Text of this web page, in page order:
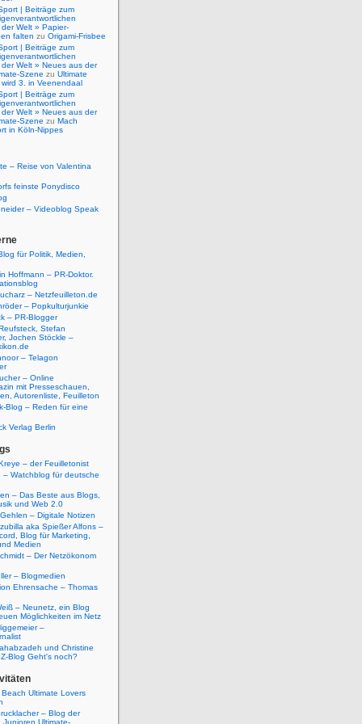
| Beiträge zum
der Welt » Papier-
falten zu Origami-Frisbee
| Beiträge zum
der Welt » Neues aus der
Szene zu Ultimate
wird 3. in Veenendaal
| Beiträge zum
der Welt » Neues aus der
Szene zu Mach
in Köln-Nippes
– Reise von Valentina
feinste Ponydisco
– Videoblog Speak
für Politik, Medien,
Hoffmann – PR-Doktor.
– Netzfeuilleton.de
– Popkulturjunkie
– PR-Blogger
Stefan
Jochen Stöckle –
– Telagon
– Online
mit Presseschauen,
Autorenliste, Feuilleton
Blog – Reden für eine
Verlag Berlin
– der Feuilletonist
– Watchblog für deutsche
– Das Beste aus Blogs,
und Web 2.0
– Digitale Notizen
aka Spießer Alfons –
Blog für Marketing,
Medien
– Der Netzökonom
– Blogmedien
Ehrensache – Thomas
– Neunetz, ein Blog
Möglichkeiten im Netz
–
und Christine
Blog Geht's noch?
Ultimate Lovers
– Blog der
Junioren Ultimate-